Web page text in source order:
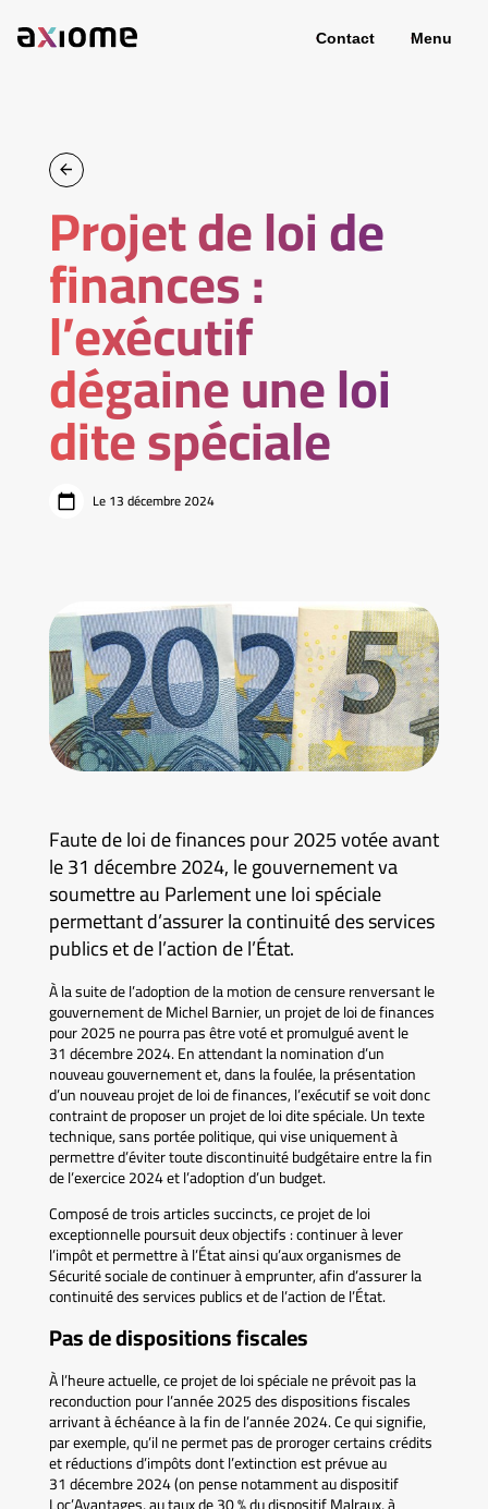
Contact Menu
Projet de loi de
finances :
l’exécutif
dégaine une loi
dite spéciale
Le 13 décembre 2024
Faute de loi de finances pour 2025 votée avant
le 31 décembre 2024, le gouvernement va
soumettre au Parlement une loi spéciale
permettant d’assurer la continuité des services
publics et de l’action de l’État.
À la suite de l’adoption de la motion de censure renversant le
gouvernement de Michel Barnier, un projet de loi de finances
pour 2025 ne pourra pas être voté et promulgué avent le
31 décembre 2024. En attendant la nomination d’un
nouveau gouvernement et, dans la foulée, la présentation
d’un nouveau projet de loi de finances, l’exécutif se voit donc
contraint de proposer un projet de loi dite spéciale. Un texte
technique, sans portée politique, qui vise uniquement à
permettre d’éviter toute discontinuité budgétaire entre la fin
de l’exercice 2024 et l’adoption d’un budget.
Composé de trois articles succincts, ce projet de loi
exceptionnelle poursuit deux objectifs : continuer à lever
l’impôt et permettre à l’État ainsi qu’aux organismes de
Sécurité sociale de continuer à emprunter, afin d’assurer la
continuité des services publics et de l’action de l’État.
Pas de dispositions fiscales
À l’heure actuelle, ce projet de loi spéciale ne prévoit pas la
reconduction pour l’année 2025 des dispositions fiscales
arrivant à échéance à la fin de l’année 2024. Ce qui signifie,
par exemple, qu’il ne permet pas de proroger certains crédits
et réductions d’impôts dont l’extinction est prévue au
31 décembre 2024 (on pense notamment au dispositif